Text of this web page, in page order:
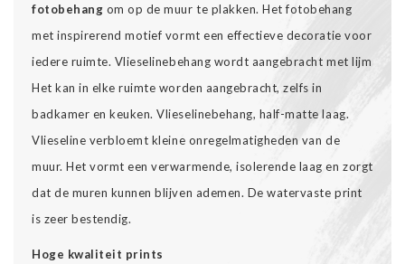
fotobehang om op de muur te plakken. Het fotobehang
met inspirerend motief vormt een effectieve decoratie voor
iedere ruimte. Vlieselinebehang wordt aangebracht met lijm
Het kan in elke ruimte worden aangebracht, zelfs in
badkamer en keuken. Vlieselinebehang, half-matte laag.
Vlieseline verbloemt kleine onregelmatigheden van de
muur. Het vormt een verwarmende, isolerende laag en zorgt
dat de muren kunnen blijven ademen. De watervaste print
is zeer bestendig.
Hoge kwaliteit prints